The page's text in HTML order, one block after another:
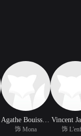
Agathe Bouissieres
饰 Mona
Vincent
饰